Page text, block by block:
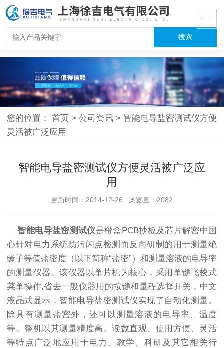
您的位置：首页 > 公司资讯 > 智能电导盐密测试仪方便
灵活被广泛应用
智能电导盐密测试仪方便灵活被广泛应
用
更新时间：2014-12-26 浏览量：2082
智能电导盐密测试仪是橙盒PCB抄板及芯片解密中国
心针对电力系统防污闪点检测而反向研制的用于测量绝
缘子等值盐密度（以下简称“盐密”）和测量溶液的电导率
的测量仪器。该仪器以单片机为核心，采用单键飞梭式
菜单操作,省去一般仪器用的按键和量程选择开关，中文
液晶式显示，智能电导盐密测试仪实现了自动化测量。
除具有测量盐密外，还可以测量溶液的电导率、温度
等。整机以其测量精度高、读数直观、使用方便、灵活
等特点广泛地应用于电力、教学、科研及其它相关行